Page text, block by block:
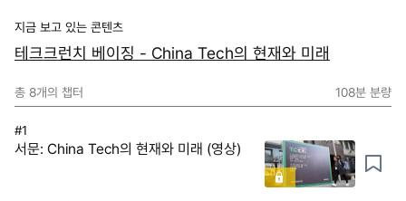
지금 보고 있는 콘텐츠
테크크런치 베이징 - China Tech의 현재와 미래
총 8개의 챕터 108분 분량
#1
서문: China Tech의 현재와 미래 (영상)